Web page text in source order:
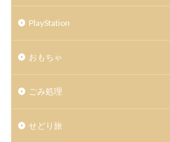
PlayStation
おもちゃ
ごみ処理
せどり旅